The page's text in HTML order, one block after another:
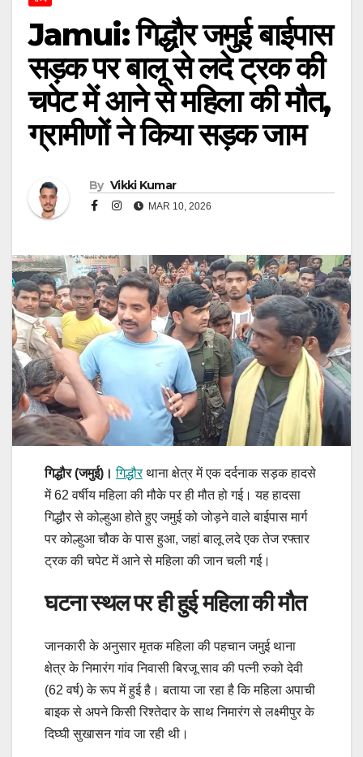
Jamui: गिद्धौर जमुई बाईपास
सड़क पर बालू से लदे ट्रक की
चपेट में आने से महिला की मौत,
ग्रामीणों ने किया सड़क जाम
By Vikki Kumar
MAR 10, 2026
गिद्धौर (जमुई)। गिद्धौरथाना क्षेत्र में एक दर्दनाक सड़क हादसे
में 62 वर्षीय महिला की मौके पर ही मौत हो गई। यह हादसा
गिद्धौर से कोल्हुआ होते हुए जमुई को जोड़ने वाले बाईपास मार्ग
पर कोल्हुआ चौक के पास हुआ, जहां बालू लदे एक तेज रफ्तार
ट्रक की चपेट में आने से महिला की जान चली गई।
घटना स्थल पर ही हुई महिला की मौत
जानकारी के अनुसार मृतक महिला की पहचान जमुई थाना
क्षेत्र के निमारंग गांव निवासी बिरजू साव की पत्नी रुको देवी
(62 वर्ष) के रूप में हुई है। बताया जा रहा है कि महिला अपाची
बाइक से अपने किसी रिश्तेदार के साथ निमारंग से लक्ष्मीपुर के
दिघ्घी सुखासन गांव जा रही थी।